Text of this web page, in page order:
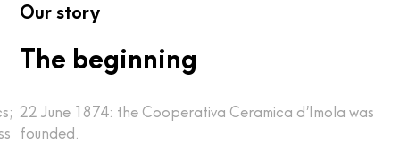
Our story
The beginning
22 June 1874: the Cooperativa Ceramica d’Imola was
founded.